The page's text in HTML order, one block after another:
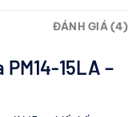
ĐÁNH GIÁ (4)
15LA –